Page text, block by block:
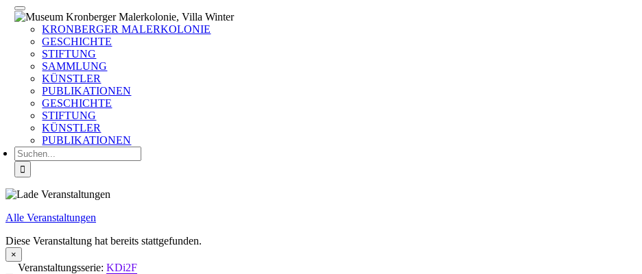
KRONBERGER MALERKOLONIE
GESCHICHTE
STIFTUNG
SAMMLUNG
KÜNSTLER
PUBLIKATIONEN
GESCHICHTE
STIFTUNG
KÜNSTLER
PUBLIKATIONEN
Suche
nach:
Alle Veranstaltungen
Diese Veranstaltung hat bereits stattgefunden.
×
Veranstaltungsserie: KDi2F